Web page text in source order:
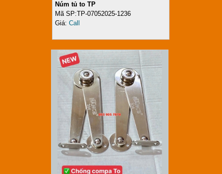
Núm tủ to TP
Mã SP:TP-07052025-1236
Giá:Call